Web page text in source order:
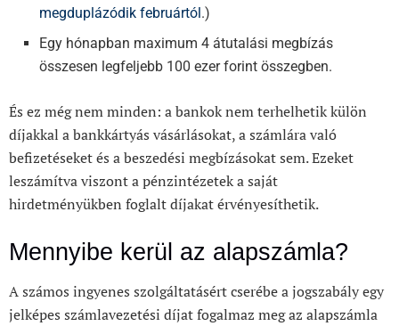
megduplázódik februártól .)
Egy hónapban maximum 4 átutalási megbízás
összesen legfeljebb 100 ezer forint összegben.
És ez még nem minden: a bankok nem terhelhetik külön
díjakkal a bankkártyás vásárlásokat, a számlára való
befizetéseket és a beszedési megbízásokat sem. Ezeket
leszámítva viszont a pénzintézetek a saját
hirdetményükben foglalt díjakat érvényesíthetik.
Mennyibe kerül az alapszámla?
A számos ingyenes szolgáltatásért cserébe a jogszabály egy
jelképes számlavezetési díjat fogalmaz meg az alapszámla